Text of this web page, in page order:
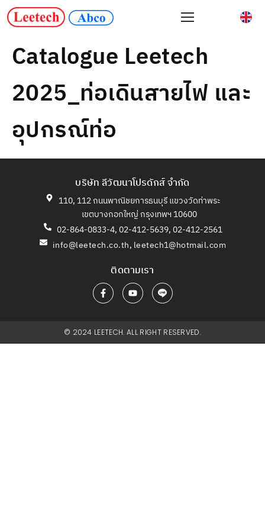
Catalogue Leetech
2025_ท่อเดินสายไฟ และ
อุปกรณ์ท่อ
บริษัท ลีวัฒนาโปรดักส์ จำกัด
110, 112 ถนนพาณิชยการธนบุรี แขวงวัดท่าพระ
เขตบางกอกใหญ่ กรุงเทพฯ 10600
02-864-0833-4, 02-412-5639, 02-412-2561
info@leetech.co.th, leetech1@hotmail.com
ติดตามเรา
© 2024 LEETECH. ALL RIGHT RESERVED.